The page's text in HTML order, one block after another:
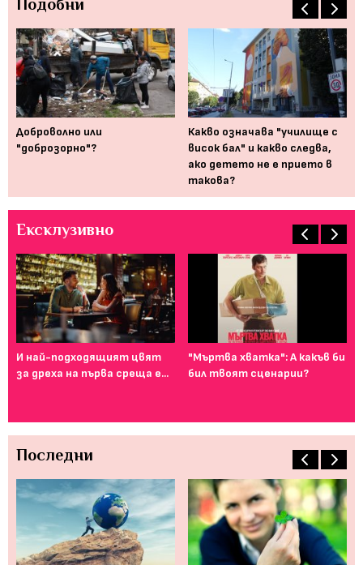
Подобни
Доброволно или
"доброзорно"?
Какво означава "училище с
висок бал" и какво следва,
ако детето не е прието в
такова?
Ексклузивно
И най-подходящият цвят
за дреха на първа среща е...
"Мъртва хватка": А какъв би
бил твоят сценарии?
Последни